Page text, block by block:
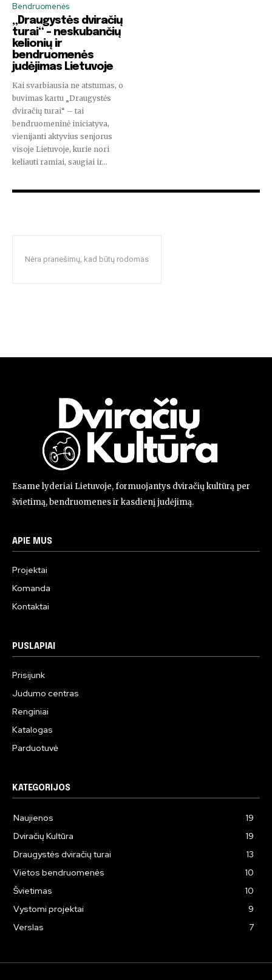
Pasekėjai
Bendruomenės
„Draugystės dviračių
turai“ – neskubančių
kelionių ir
bendruomenės
judėjimas Lietuvoje
Kai svarbiausia ne atstumas, o
buvimas kartu „Draugystės
dviračių turai“ – tai
bendruomeninė iniciatyva,
vienijanti aktyvius senjorus
visoje Lietuvoje, kurie nori
keliauti ramiai, saugiai ir...
Nėra pranešimų, kad būtų rodomas
Esame lyderiai Lietuvoje, formuojantys dviračių kultūrą per
švietimą, bendruomenes ir kasdienį judėjimą.
APIE MUS
Projektai
Komanda
Kontaktai
PUSLAPIAI
Prisijunk
Judumo centras
Renginiai
Katalogas
Parduotuvė
KATEGORIJOS
Naujienos
19
Dviračių Kultūra
19
Draugystės dviračių turai
13
Vietos bendruomenės
10
Švietimas
10
Vystomi projektai
9
Verslas
7